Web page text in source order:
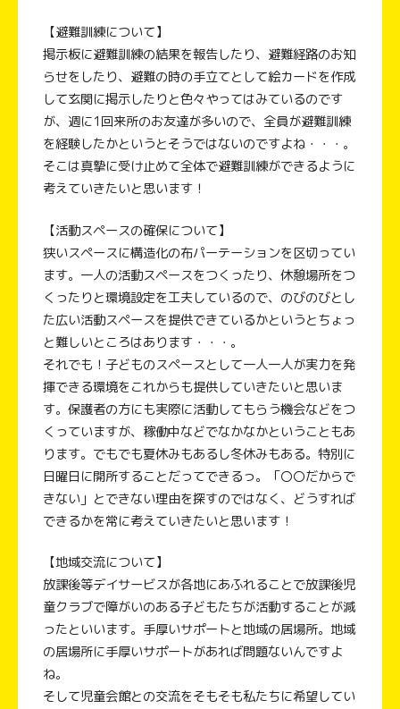
【避難訓練について】
掲示板に避難訓練の結果を報告したり、避難経路のお知
らせをしたり、避難の時の手立てとして絵カードを作成
して玄関に掲示したりと色々やってはみているのです
が、週に1回来所のお友達が多いので、全員が避難訓練
を経験したかというとそうではないのですよね・・・。
そこは真摯に受け止めて全体で避難訓練ができるように
考えていきたいと思います！
【活動スペースの確保について】
狭いスペースに構造化の布パーテーションを区切ってい
ます。一人の活動スペースをつくったり、休憩場所をつ
くったりと環境設定を工夫しているので、のびのびとし
た広い活動スペースを提供できているかというとちょっ
と難しいところはあります・・・。
それでも！子どものスペースとして一人一人が実力を発
揮できる環境をこれからも提供していきたいと思いま
す。保護者の方にも実際に活動してもらう機会などをつ
くっていますが、稼働中などでなかなかということもあ
ります。でもでも夏休みもあるし冬休みもある。特別に
日曜日に開所することだってできるっ。「〇〇だからで
きない」とできない理由を探すのではなく、どうすれば
できるかを常に考えていきたいと思います！
【地域交流について】
放課後等デイサービスが各地にあふれることで放課後児
童クラブで障がいのある子どもたちが活動することが減
ったといいます。手厚いサポートと地域の居場所。地域
の居場所に手厚いサポートがあれば問題ないんですよ
ね。
そして児童会館との交流をそもそも私たちに希望してい